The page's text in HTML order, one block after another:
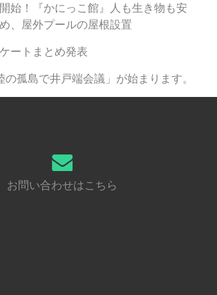
始！『かにっこ館』人も生き物も安
、屋外プールの屋根設置
ートまとめ発表
の孤島で井戸端会議」が始まります。
お問い合わせはこちら